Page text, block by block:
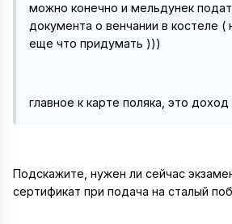
можно конечно и мельдунек
документа о венчании в костеле (
еще что придумать )))
главное к карте поляка, это
Подскажите, нужен ли сейчас
сертификат при подача на сталый